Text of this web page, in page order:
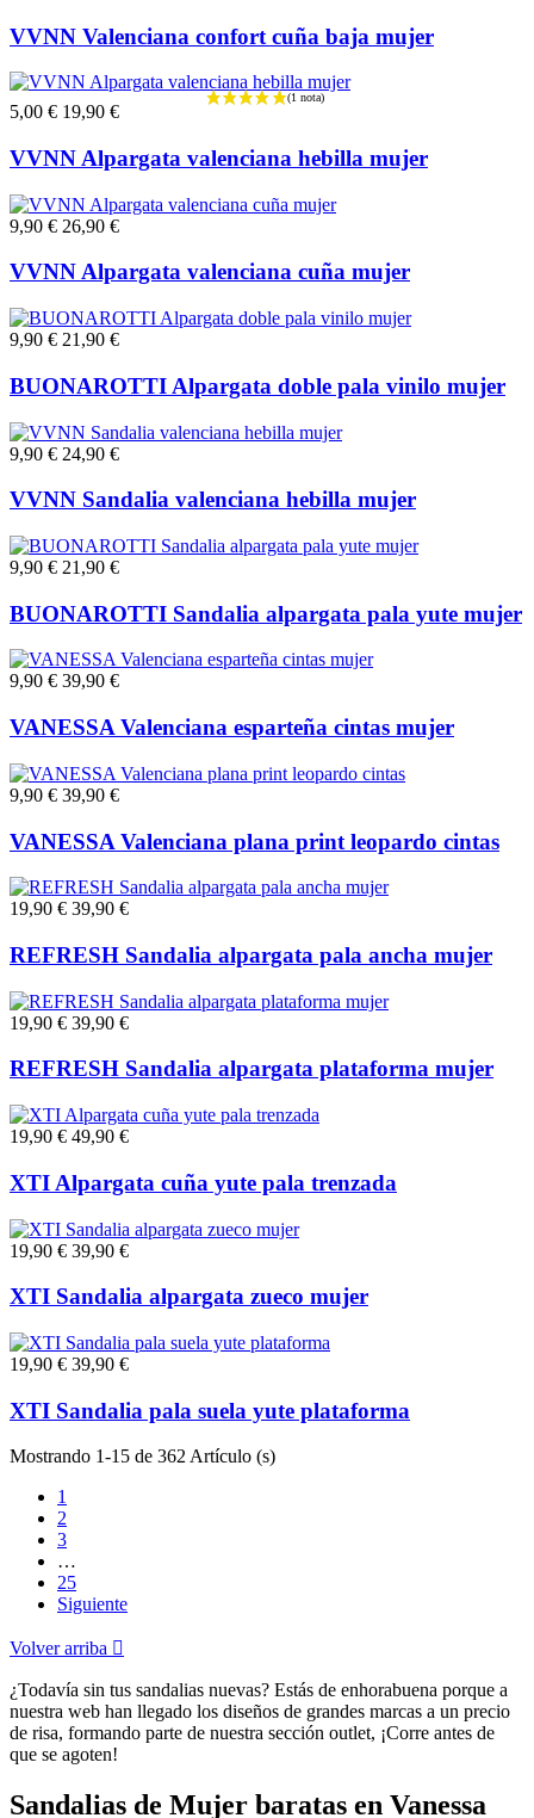
VVNN Valenciana confort cuña baja mujer
5,00 € 19,90 €
VVNN Alpargata valenciana hebilla mujer
9,90 € 26,90 €
VVNN Alpargata valenciana cuña mujer
9,90 € 21,90 €
BUONAROTTI Alpargata doble pala vinilo mujer
9,90 € 24,90 €
VVNN Sandalia valenciana hebilla mujer
9,90 € 21,90 €
BUONAROTTI Sandalia alpargata pala yute mujer
9,90 € 39,90 €
VANESSA Valenciana esparteña cintas mujer
9,90 € 39,90 €
VANESSA Valenciana plana print leopardo cintas
19,90 € 39,90 €
REFRESH Sandalia alpargata pala ancha mujer
19,90 € 39,90 €
REFRESH Sandalia alpargata plataforma mujer
19,90 € 49,90 €
XTI Alpargata cuña yute pala trenzada
19,90 € 39,90 €
XTI Sandalia alpargata zueco mujer
19,90 € 39,90 €
XTI Sandalia pala suela yute plataforma
Mostrando 1-15 de 362 Artículo (s)
1
2
3
…
25
Siguiente
Volver arriba 
¿Todavía sin tus sandalias nuevas? Estás de enhorabuena porque a
nuestra web han llegado los diseños de grandes marcas a un precio
de risa, formando parte de nuestra sección outlet, ¡Corre antes de
que se agoten!
Sandalias de Mujer baratas en Vanessa